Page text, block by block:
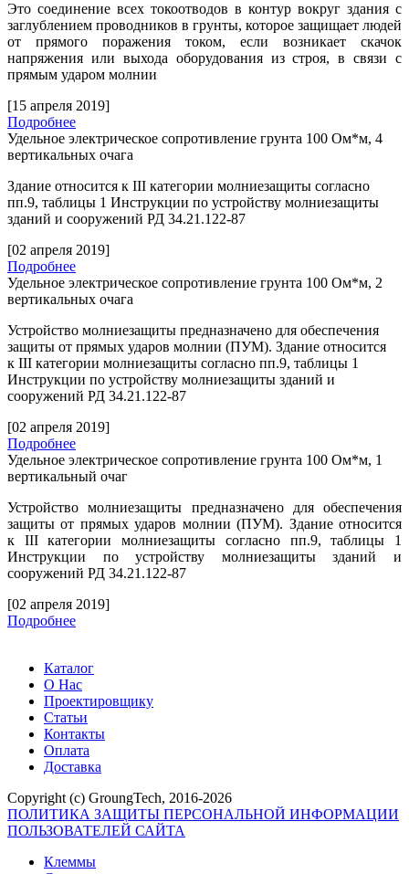
Это соединение всех токоотводов в контур вокруг здания с
заглублением проводников в грунты, которое защищает людей
от прямого поражения током, если возникает скачок
напряжения или выхода оборудования из строя, в связи с
прямым ударом молнии
[15 апреля 2019]
Подробнее
Удельное электрическое сопротивление грунта 100 Ом*м, 4
вертикальных очага
Здание относится к III категории молниезащиты согласно
пп.9, таблицы 1 Инструкции по устройству молниезащиты
зданий и сооружений РД 34.21.122-87
[02 апреля 2019]
Подробнее
Удельное электрическое сопротивление грунта 100 Ом*м, 2
вертикальных очага
Устройство молниезащиты предназначено для обеспечения
защиты от прямых ударов молнии (ПУМ). Здание относится
к III категории молниезащиты согласно пп.9, таблицы 1
Инструкции по устройству молниезащиты зданий и
сооружений РД 34.21.122-87
[02 апреля 2019]
Подробнее
Удельное электрическое сопротивление грунта 100 Ом*м, 1
вертикальный очаг
Устройство молниезащиты предназначено для обеспечения
защиты от прямых ударов молнии (ПУМ). Здание относится
к IIIкатегории молниезащиты согласно пп.9, таблицы 1
Инструкции по устройству молниезащиты зданий и
сооружений РД 34.21.122-87
[02 апреля 2019]
Подробнее
Каталог
О Нас
Проектировщику
Статьи
Контакты
Оплата
Доставка
Copyright (c) GroungTech, 2016-2026
ПОЛИТИКА ЗАЩИТЫ ПЕРСОНАЛЬНОЙ ИНФОРМАЦИИ
ПОЛЬЗОВАТЕЛЕЙ САЙТА
Клеммы